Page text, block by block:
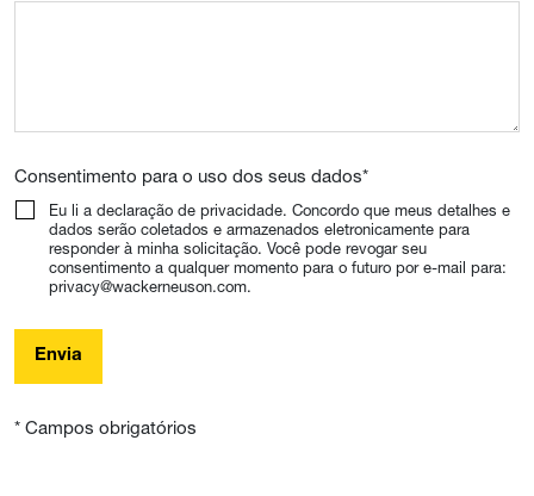
Consentimento para o uso dos seus dados*
Eu li a declaração de privacidade. Concordo que meus detalhes e
dados serão coletados e armazenados eletronicamente para
responder à minha solicitação. Você pode revogar seu
consentimento a qualquer momento para o futuro por e-mail para:
privacy@wackerneuson.com.
Envia
* Campos obrigatórios